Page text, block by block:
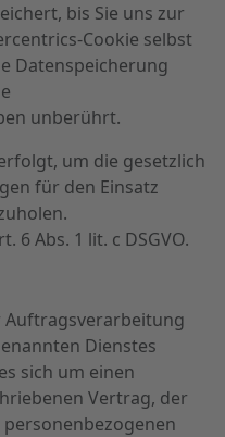
bis Sie uns zur
Cookie selbst
Datenspeicherung
unberührt.
um die gesetzlich
für den Einsatz
6 Abs. 1 lit. c DSGVO.
Auftragsverarbeitung
Dienstes
sich um einen
Vertrag, der